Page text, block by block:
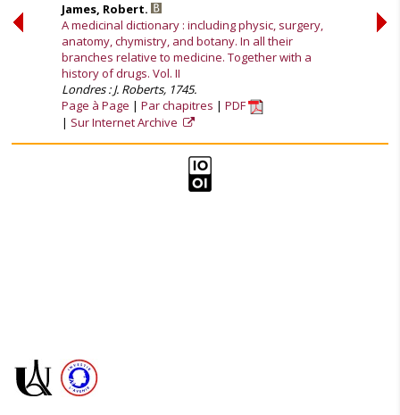
James, Robert.
A medicinal dictionary : including physic, surgery,
anatomy, chymistry, and botany. In all their
branches relative to medicine. Together with a
history of drugs. Vol. II
Londres : J. Roberts, 1745.
Page à Page
Par chapitres
PDF
Sur Internet Archive